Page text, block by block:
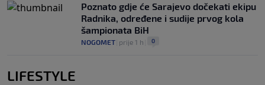
Poznato gdje će Sarajevo dočekati ekipu
Radnika, određene i sudije prvog kola
šampionata BiH
NOGOMET prije 1 h 0
LIFESTYLE